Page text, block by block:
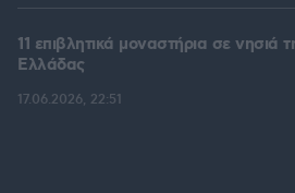
11 επιβλητικά μοναστήρια σε νησιά
Ελλάδας
17.06.2026, 22:51